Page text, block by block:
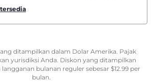
ditampilkan dalam Dolar Amerika. Pajak
yurisdiksi Anda. Diskon yang ditampilkan
bulanan reguler sebesar $12.99 per
bulan.